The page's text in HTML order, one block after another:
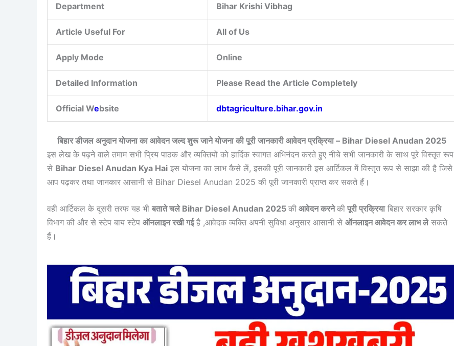
Department Bihar Krishi Vibhag
Article Useful For All of Us
Apply Mode Online
Detailed Information Please Read the Article Completely
Official Website dbtagriculture.bihar.gov.in
बिहार डीजल अनुदान योजना का आवेदन जल्द शुरू जाने योजना की पूरी जानकारी आवेदन प्रक्रिया – Bihar Diesel Anudan 2025
इस लेख के पढ़ने वाले तमाम सभी प्रिय पाठक और व्यक्तियों को हार्दिक स्वागत अभिनंदन करते हुए नीचे सभी जानकारी के साथ पूरे विस्तृत रूप
से Bihar Diesel Anudan Kya Hai इस योजना का लाभ कैसे लें, इसकी पूरी जानकारी इस आर्टिकल में विस्तृत रूप से साझा की है जिसे
आप पढ़कर तथा जानकार आसानी से Bihar Diesel Anudan 2025 की पूरी जानकारी प्राप्त कर सकते हैं।
वही आर्टिकल के दूसरी तरफ यह भी बताते चले Bihar Diesel Anudan 2025 की आवेदन करनेकी पूरी प्रक्रियाबिहार सरकार कृषि
विभाग की और से स्टेप बाय स्टेप ऑनलाइन रखी गईहै ,आवेदक व्यक्ति अपनी सुविधा अनुसार आसानी से ऑनलाइन आवेदन कर लाभ लेसकते
हैं।